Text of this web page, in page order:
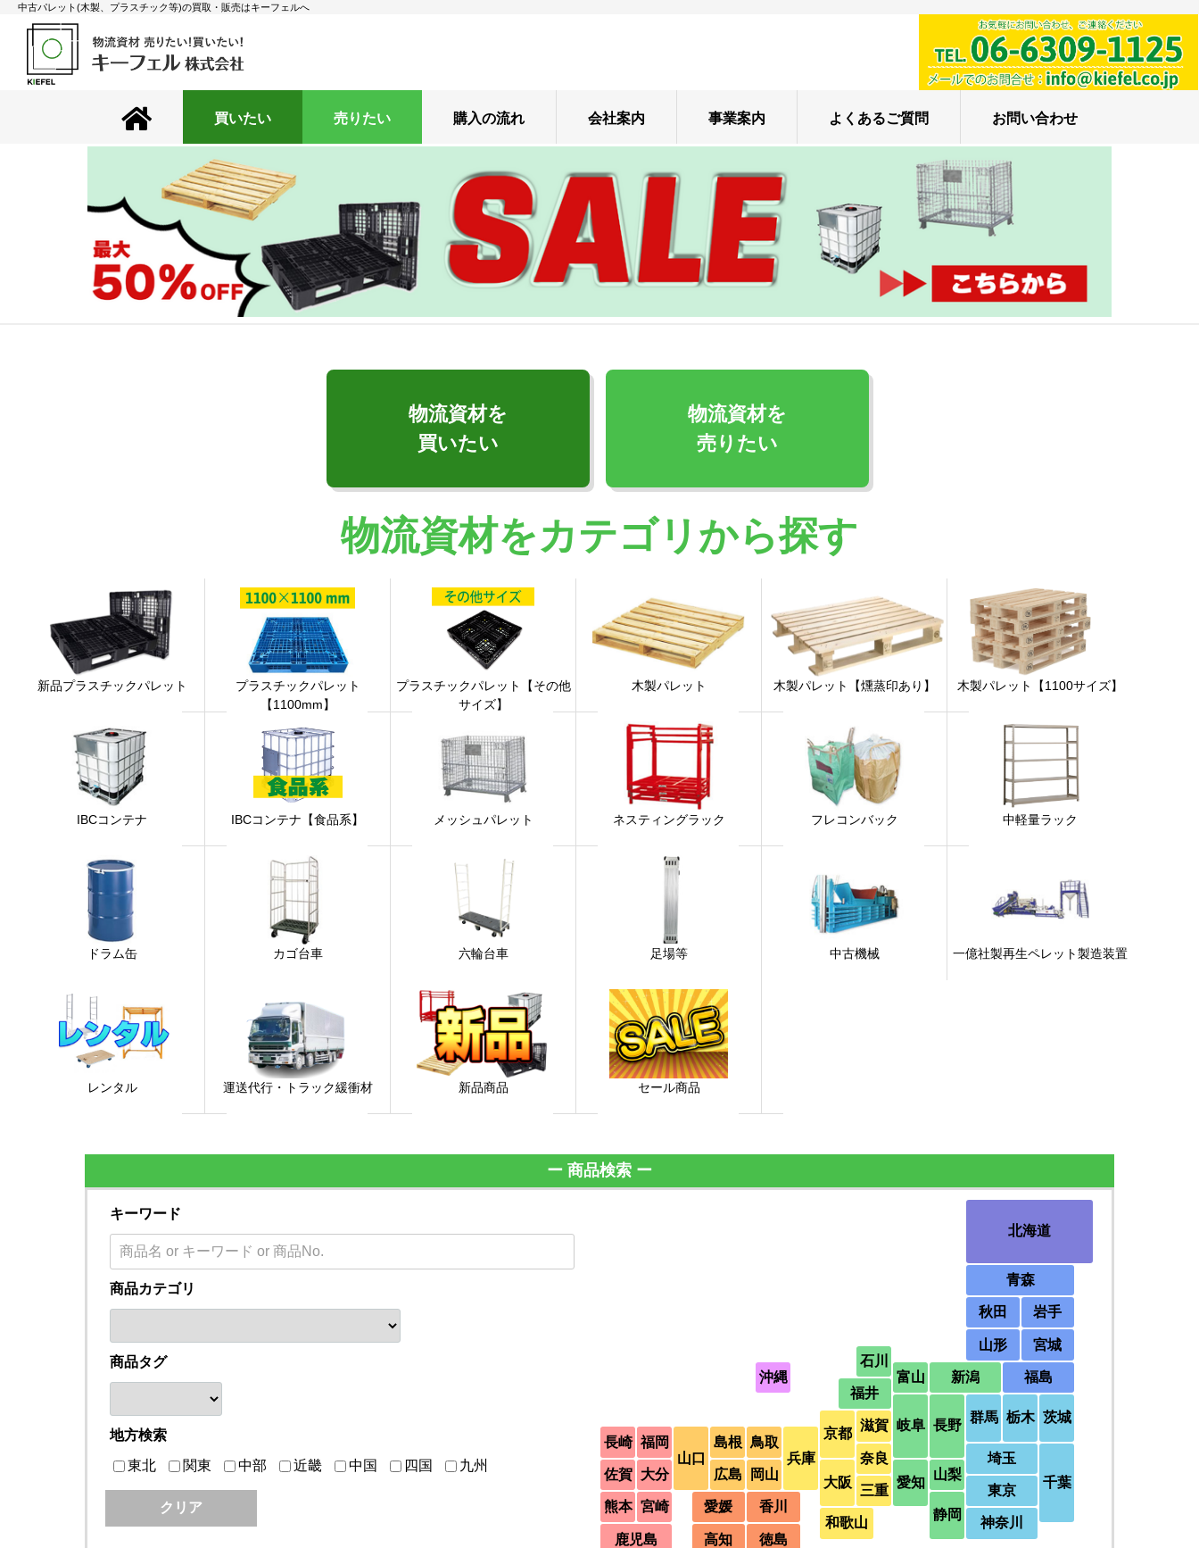
中古パレット(木製、プラスチック等)の買取・販売はキーフェルへ
買いたい 売りたい 購入の流れ 会社案内 事業案内 よくあるご質問 お問い合わせ
物流資材を
買いたい
物流資材を
売りたい
物流資材をカテゴリから探す
新品プラスチックパレット
プラスチックパレット
【1100mm】
プラスチックパレット【その他
サイズ】
木製パレット 木製パレット【燻蒸印あり】 木製パレット【1100サイズ】
IBCコンテナ IBCコンテナ【食品系】 メッシュパレット ネスティングラック フレコンバック 中軽量ラック
ドラム缶 カゴ台車 六輪台車 足場等 中古機械 一億社製再生ペレット製造装置
レンタル 運送代行・トラック緩衝材 新品商品 セール商品
ー 商品検索 ー
キーワード
商品カテゴリ
商品タグ
地方検索
東北
関東 中部 近畿 中国 四国 九州
クリア
北海道
青森
岩手
宮城
秋田
山形
福島
茨城
栃木
群馬
埼玉
千葉
東京
神奈川
新潟
富山
石川
福井
山梨
長野
岐阜
静岡
愛知
三重
滋賀
京都
大阪
兵庫 奈良
和歌山
鳥取
島根
岡山
広島
山口
徳島
香川
愛媛
高知
福岡
佐賀
長崎
熊本
大分
宮崎
鹿児島
沖縄